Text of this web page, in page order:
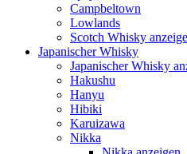
Campbeltown
Lowlands
Scotch Whisky
Japanischer Whisky
Japanischer Whisky
Hakushu
Hanyu
Hibiki
Karuizawa
Nikka